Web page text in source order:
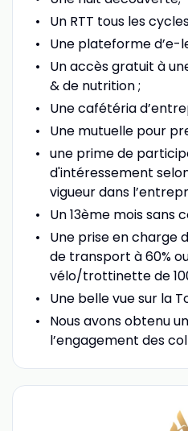
Un RTT tous les
Une plateforme d’e-
Un accès gratuit à
& de nutrition ;
Une cafétéria
Une mutuelle pour
une prime de
d'intéressement
vigueur dans
Un 13ème mois sans
Une prise en charge
de transport à 60%
vélo/trottinette de
Une belle vue sur la
Nous avons obtenu
l’engagement des